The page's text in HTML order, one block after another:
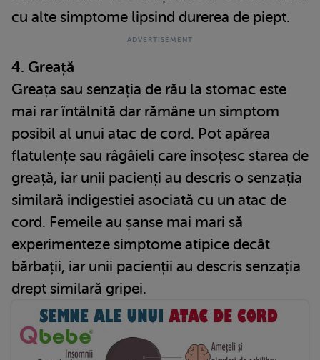
cu alte simptome lipsind durerea de piept.
4. Greață
Greața sau senzația de rău la stomac este
mai rar întâlnită dar rămâne un simptom
posibil al unui atac de cord. Pot apărea
flatulențe sau râgâieli care însoțesc starea de
greață, iar unii pacienți au descris o senzația
similară indigestiei asociată cu un atac de
cord. Femeile au șanse mai mari să
experimenteze simptome atipice decât
bărbații, iar unii pacienții au descris senzația
drept similară gripei.